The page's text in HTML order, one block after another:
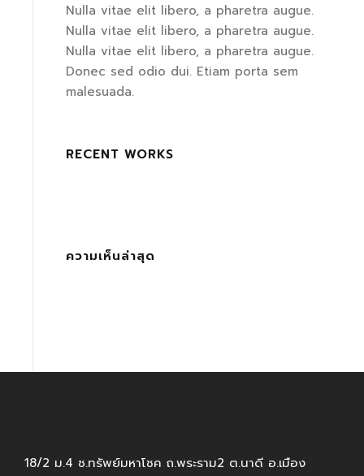
Nulla vitae elit libero, a pharetra augue.
Nulla vitae elit libero, a pharetra augue.
Nulla vitae elit libero, a pharetra augue.
Donec sed odio dui. Etiam porta sem
malesuada.
RECENT WORKS
ความเห็นล่าสุด
18/2 ม.4 ซ.ทรัพย์มหาโชค ถ.พระราม2 ต.นาดี อ.เมือง